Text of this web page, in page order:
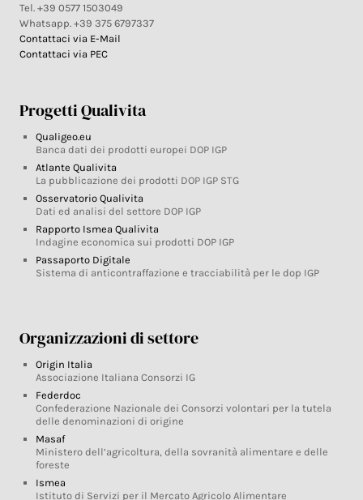
Tel. +39 0577 1503049
Whatsapp. +39 375 6797337
Contattaci via E-Mail
Contattaci via PEC
Progetti Qualivita
Qualigeo.eu
Banca dati dei prodotti europei DOP IGP
Atlante Qualivita
La pubblicazione dei prodotti DOP IGP STG
Osservatorio Qualivita
Dati ed analisi del settore DOP IGP
Rapporto Ismea Qualivita
Indagine economica sui prodotti DOP IGP
Passaporto Digitale
Sistema di anticontraffazione e tracciabilità per le dop IGP
Organizzazioni di settore
Origin Italia
Associazione Italiana Consorzi IG
Federdoc
Confederazione Nazionale dei Consorzi volontari per la tutela
delle denominazioni di origine
Masaf
Ministero dell’agricoltura, della sovranità alimentare e delle
foreste
Ismea
Istituto di Servizi per il Mercato Agricolo Alimentare